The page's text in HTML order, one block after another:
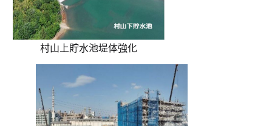
村山上貯水池堤体強化